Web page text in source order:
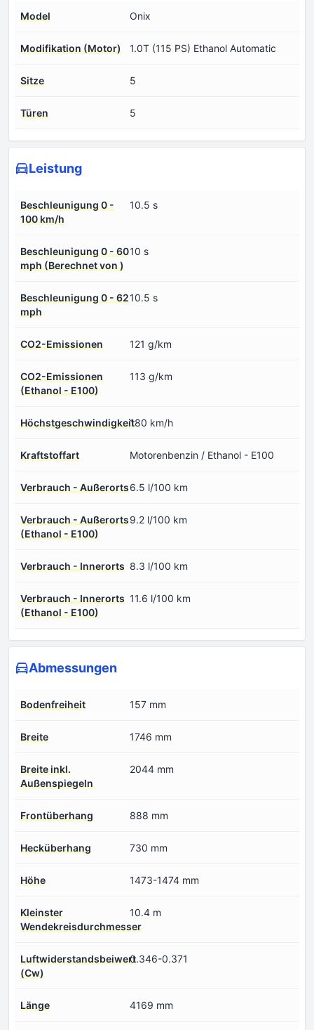
Model Onix
Modifikation (Motor) 1.0T (115 PS) Ethanol Automatic
Sitze 5
Türen 5
Leistung
Beschleunigung 0 -
100 km/h
10.5 s
Beschleunigung 0 - 60
mph (Berechnet von )
10 s
Beschleunigung 0 - 62
mph
10.5 s
CO2-Emissionen 121 g/km
CO2-Emissionen
(Ethanol - E100)
113 g/km
Höchstgeschwindigkeit180 km/h
Kraftstoffart Motorenbenzin / Ethanol - E100
Verbrauch - Außerorts6.5 l/100 km
Verbrauch - Außerorts
(Ethanol - E100)
9.2 l/100 km
Verbrauch - Innerorts 8.3 l/100 km
Verbrauch - Innerorts
(Ethanol - E100)
11.6 l/100 km
Abmessungen
Bodenfreiheit 157 mm
Breite 1746 mm
Breite inkl.
Außenspiegeln
2044 mm
Frontüberhang 888 mm
Hecküberhang 730 mm
Höhe 1473-1474 mm
Kleinster
Wendekreisdurchmesser
10.4 m
Luftwiderstandsbeiwert
(Cw)
0.346-0.371
Länge 4169 mm